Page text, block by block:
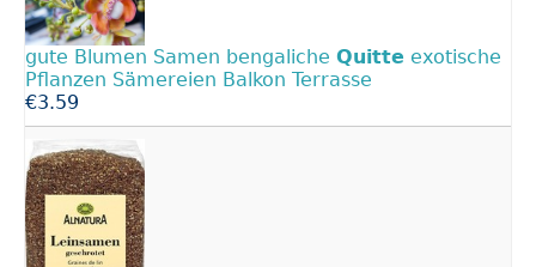
gute Blumen Samen bengaliche Quitte exotische
Pflanzen Sämereien Balkon Terrasse
€3.59